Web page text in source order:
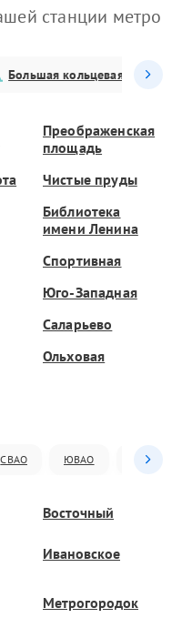
станции метро
Большая кольцевая
Преображенская
площадь
Чистые пруды
Библиотека
имени Ленина
Спортивная
Юго-Западная
Саларьево
Ольховая
СВАО ЮВАО ЮАО
Восточный
Ивановское
Метрогородок